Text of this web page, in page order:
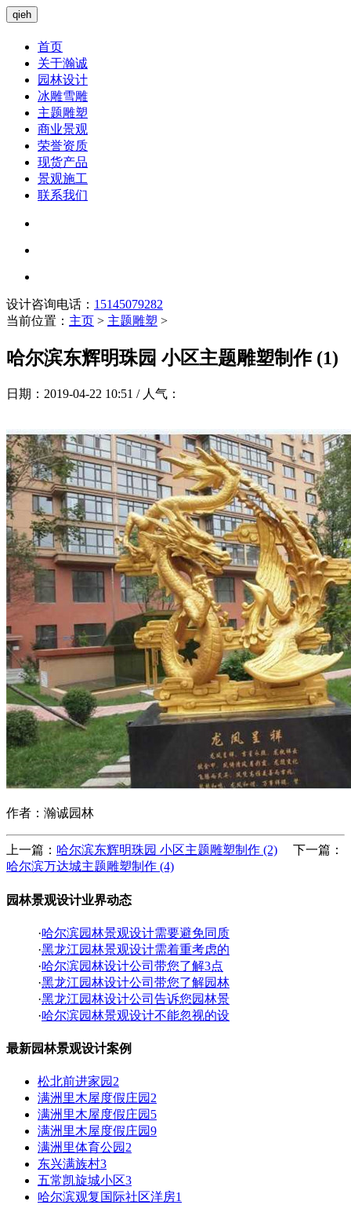
qieh
首页
关于瀚诚
园林设计
冰雕雪雕
主题雕塑
商业景观
荣誉资质
现货产品
景观施工
联系我们
设计咨询电话： 15145079282
当前位置： 主页 > 主题雕塑 >
哈尔滨东辉明珠园 小区主题雕塑制作 (1)
日期：2019-04-22 10:51 / 人气：
作者：瀚诚园林
上一篇： 哈尔滨东辉明珠园 小区主题雕塑制作 (2) 下一篇：
哈尔滨万达城主题雕塑制作 (4)
园林景观设计业界动态
·哈尔滨园林景观设计需要避免同质
·黑龙江园林景观设计需着重考虑的
·哈尔滨园林设计公司带您了解3点
·黑龙江园林设计公司带您了解园林
·黑龙江园林设计公司告诉您园林景
·哈尔滨园林景观设计不能忽视的设
最新园林景观设计案例
松北前进家园2
满洲里木屋度假庄园2
满洲里木屋度假庄园5
满洲里木屋度假庄园9
满洲里体育公园2
东兴满族村3
五常凯旋城小区3
哈尔滨观复国际社区洋房1